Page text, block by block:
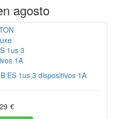
agosto
ES 1us 3 dispositivos 1A
€